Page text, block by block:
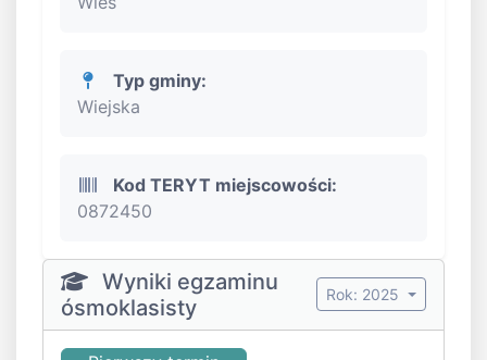
Typ gminy:
Wiejska
Kod TERYT miejscowości:
0872450
Wyniki egzaminu
ósmoklasisty
Rok: 2025